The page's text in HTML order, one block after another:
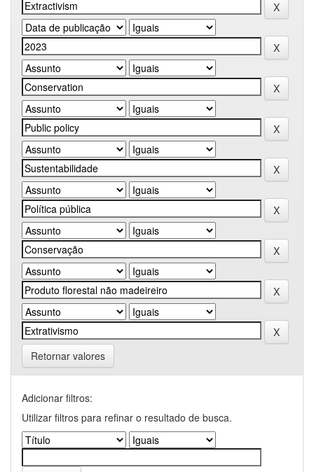
Retornar valores
Adicionar filtros:
Utilizar filtros para refinar o resultado de busca.